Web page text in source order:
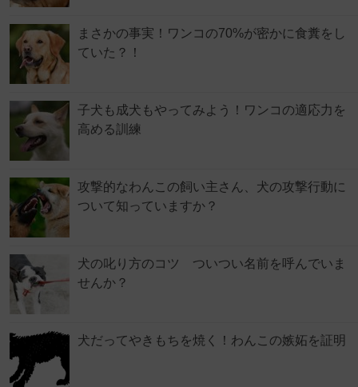
まさかの事実！ワンコの70%が密かに食糞をし
ていた？！
子犬も成犬もやってみよう！ワンコの適応力を
高める訓練
攻撃的なわんこの飼い主さん、犬の攻撃行動に
ついて知っていますか？
犬の叱り方のコツ ついつい名前を呼んでいま
せんか？
犬だってやきもちを焼く！わんこの嫉妬を証明